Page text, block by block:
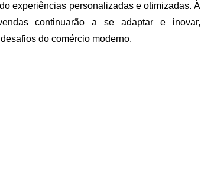
experiências personalizadas e otimizadas. À
continuarão a se adaptar e inovar,
do comércio moderno.